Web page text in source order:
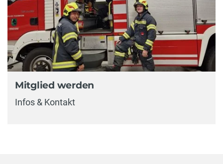
Mitglied werden
Infos & Kontakt